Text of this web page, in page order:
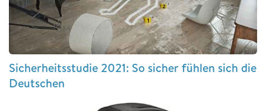
Sicherheitsstudie 2021: So sicher fühlen sich die
Deutschen